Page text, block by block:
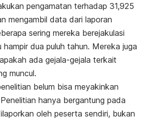
pengamatan terhadap 31,925
mengambil data dari laporan
sering mereka berejakulasi
dua puluh tahun. Mereka juga
ada gejala-gejala terkait
muncul.
belum bisa meyakinkan
hanya bergantung pada
oleh peserta sendiri, bukan